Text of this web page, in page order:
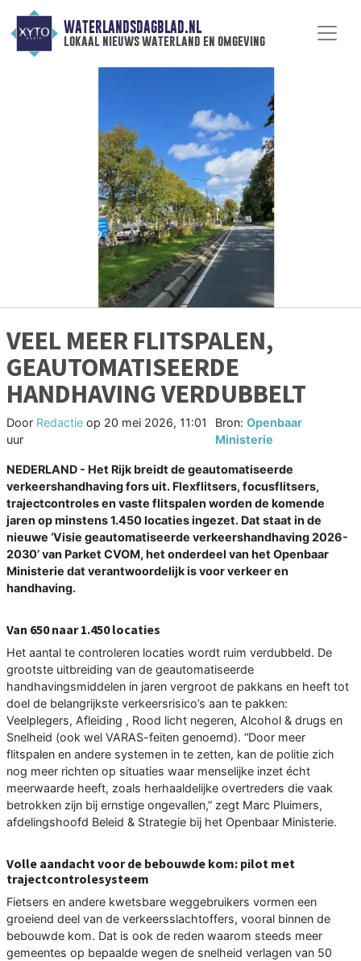
WATERLANDSDAGBLAD.NL
lokaal nieuws waterland en omgeving
VEEL MEER FLITSPALEN,
GEAUTOMATISEERDE
HANDHAVING VERDUBBELT
Door Redactie op 20 mei 2026, 11:01
uur
Bron:Openbaar
Ministerie
NEDERLAND - Het Rijk breidt de geautomatiseerde
verkeershandhaving fors uit. Flexflitsers, focusflitsers,
trajectcontroles en vaste flitspalen worden de komende
jaren op minstens 1.450 locaties ingezet. Dat staat in de
nieuwe ‘Visie geautomatiseerde verkeershandhaving 2026-
2030’ van Parket CVOM, het onderdeel van het Openbaar
Ministerie dat verantwoordelijk is voor verkeer en
handhaving.
Van 650 naar 1.450 locaties
Het aantal te controleren locaties wordt ruim verdubbeld. De
grootste uitbreiding van de geautomatiseerde
handhavingsmiddelen in jaren vergroot de pakkans en heeft tot
doel de belangrijkste verkeersrisico’s aan te pakken:
Veelplegers, Afleiding , Rood licht negeren, Alcohol & drugs en
Snelheid (ook wel VARAS-feiten genoemd). “Door meer
flitspalen en andere systemen in te zetten, kan de politie zich
nog meer richten op situaties waar menselijke inzet écht
meerwaarde heeft, zoals herhaaldelijke overtreders die vaak
betrokken zijn bij ernstige ongevallen,” zegt Marc Pluimers,
afdelingshoofd Beleid & Strategie bij het Openbaar Ministerie.
Volle aandacht voor de bebouwde kom: pilot met
trajectcontrolesysteem
Fietsers en andere kwetsbare weggebruikers vormen een
groeiend deel van de verkeersslachtoffers, vooral binnen de
bebouwde kom. Dat is ook de reden waarom steeds meer
gemeentes op bepaalde wegen de snelheid verlagen van 50